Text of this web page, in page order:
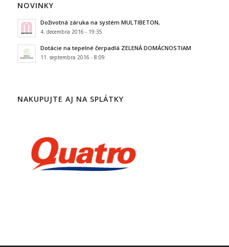
NOVINKY
Doživotná záruka na systém MULTIBETON,
4. decembra 2016 - 19:35
Dotácie na tepelné čerpadlá ZELENÁ DOMÁCNOSTIAM
11. septembra 2016 - 8:09
NAKUPUJTE AJ NA SPLÁTKY